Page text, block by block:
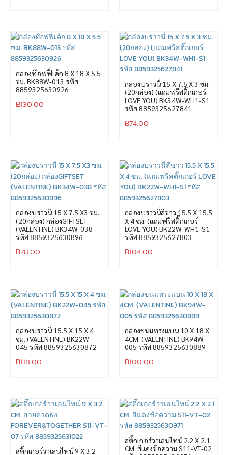
กล่องท๊อฟฟี่เค้ก 8 X 18 X 5.5
ซม. BK88W-013 รหัส
8859325630926
฿130.00
กล่องบราวนี่ 15 X 7.5 X 3 ซม.
(20กล่อง) (แถมฟรีสติ๊กเกอร์
LOVE YOU) BK34W-WH1-S1
รหัส 8859325627841
฿74.00
กล่องบราวนี่ 15 X 7.5 X3 ซม.
(20กล่อง) กล่องGIFTSET
(VALENTINE) BK34W-038
รหัส 8859325630896
฿78.00
กล่องบราวนี่สีขาว 15.5 X 15.5
X 4 ซม. (แถมฟรีสติ๊กเกอร์
LOVE YOU) BK22W-WH1-S1
รหัส 8859325627803
฿104.00
กล่องบราวนี่ 15.5 X 15 X 4
ซม. (VALENTINE) BK22W-
045 รหัส 8859325630872
฿118.00
กล่องขนมทรงแบน 10 X 18 X
4CM. (VALENTINE) BK94W-
005 รหัส 8859325630889
฿100.00
สติ๊กเกอร์วาเลนไทน์ 9 X 3.2
สติ๊กเกอร์วาเลนไทน์ 2.2 X 2.1
CM. สีแดงข้อความ S11-VT-02